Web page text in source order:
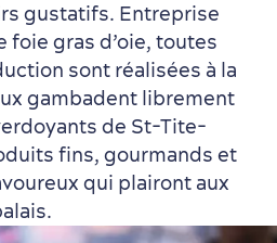
gustatifs. Entreprise
foie gras d’oie, toutes
sont réalisées à la
gambadent librement
de St-Tite-
fins, gourmands et
qui plairont aux